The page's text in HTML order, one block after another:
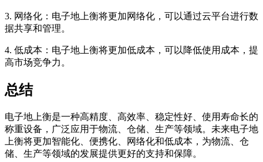
3. 网络化：电子地上衡将更加网络化，可以通过云平台进行数
据共享和管理。
4. 低成本：电子地上衡将更加低成本，可以降低使用成本，提
高市场竞争力。
总结
电子地上衡是一种高精度、高效率、稳定性好、使用寿命长的
称重设备，广泛应用于物流、仓储、生产等领域。未来电子地
上衡将更加智能化、便携化、网络化和低成本，为物流、仓
储、生产等领域的发展提供更好的支持和保障。